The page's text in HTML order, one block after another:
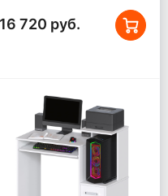
16 720 руб.